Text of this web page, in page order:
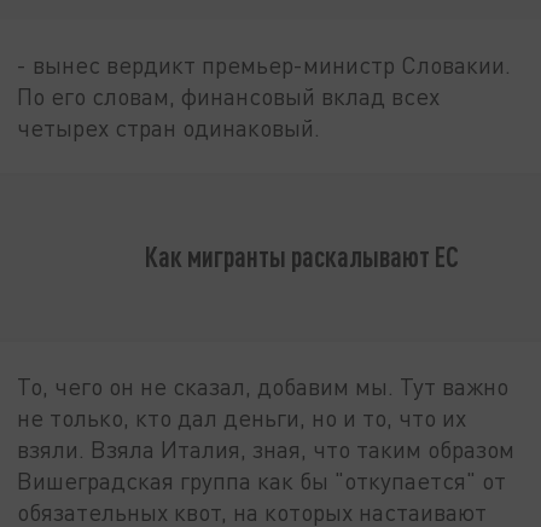
- вынес вердикт премьер-министр Словакии.
По его словам, финансовый вклад всех
четырех стран одинаковый.
Как мигранты раскалывают ЕС
То, чего он не сказал, добавим мы. Тут важно
не только, кто дал деньги, но и то, что их
взяли. Взяла Италия, зная, что таким образом
Вишеградская группа как бы "откупается" от
обязательных квот, на которых настаивают